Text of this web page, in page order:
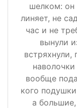
шелком: он
линяет, не
час и не
вынули
встряхнули,
вообще
кого
а